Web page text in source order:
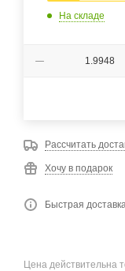
На складе
Рассчитать
Хочу в подарок
Быстрая
Цена действительна